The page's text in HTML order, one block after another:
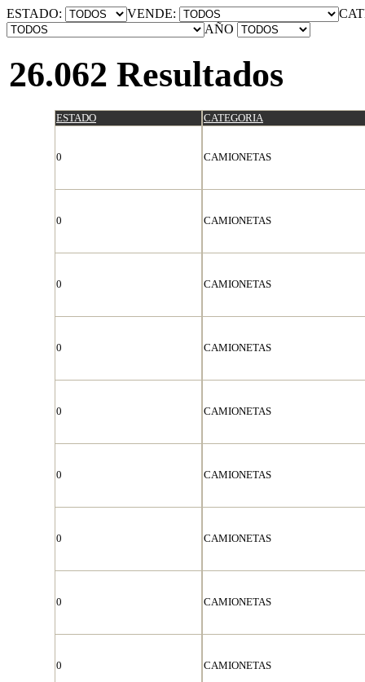
ESTADO: VENDE:
AÑO
26.062 Resultados
ESTADO CATEGORIA
0 CAMIONETAS
0 CAMIONETAS
0 CAMIONETAS
0 CAMIONETAS
0 CAMIONETAS
0 CAMIONETAS
0 CAMIONETAS
0 CAMIONETAS
0 CAMIONETAS